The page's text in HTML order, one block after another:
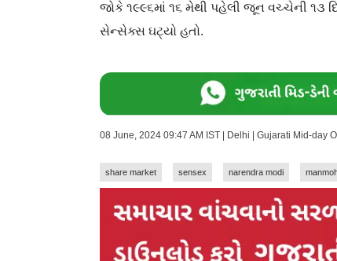
જોકે ૧૯૯૬માં ૧૬ મેથી પહેલી જૂન વચ્ચેની ૧૩
સેન્સેક્સ ઘટ્યો હતો.
08 June, 2024 09:47 AM IST | Delhi | Gujarati Mid-day
share market sensex narendra modi